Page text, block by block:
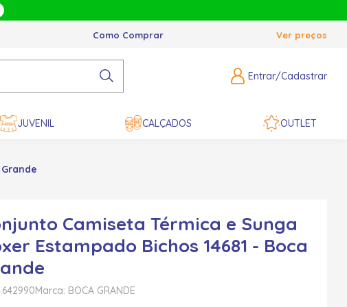
Como Comprar Ver preços
Entrar/Cadastrar
JUVENIL CALÇADOS OUTLET
Camiseta Térmica e Sunga
Estampado Bichos 14681 - Boca
642990Marca: BOCA GRANDE